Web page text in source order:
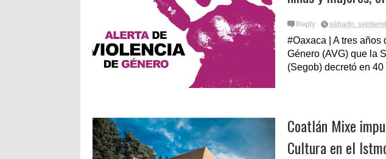
Reply sábado,
#Oaxaca | A tres
Género (AVG) que la
(Segob) decretó en
Coatlán Mixe
Cultura en el